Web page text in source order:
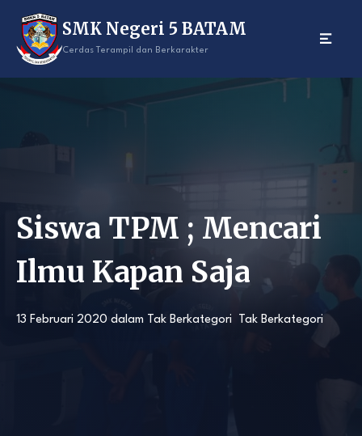
content
SMK Negeri 5 BATAM
Cerdas Terampil dan Berkarakter
Siswa TPM ; Mencari
Ilmu Kapan Saja
13 Februari 2020 dalam Tak Berkategori Tak Berkategori